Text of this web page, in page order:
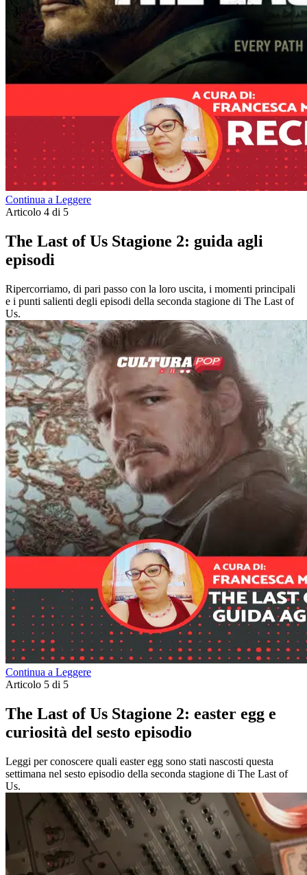
Continua a Leggere
Articolo 4 di 5
The Last of Us Stagione 2: guida agli
episodi
Ripercorriamo, di pari passo con la loro uscita, i momenti principali
e i punti salienti degli episodi della seconda stagione di The Last of
Us.
Continua a Leggere
Articolo 5 di 5
The Last of Us Stagione 2: easter egg e
curiosità del sesto episodio
Leggi per conoscere quali easter egg sono stati nascosti questa
settimana nel sesto episodio della seconda stagione di The Last of
Us.